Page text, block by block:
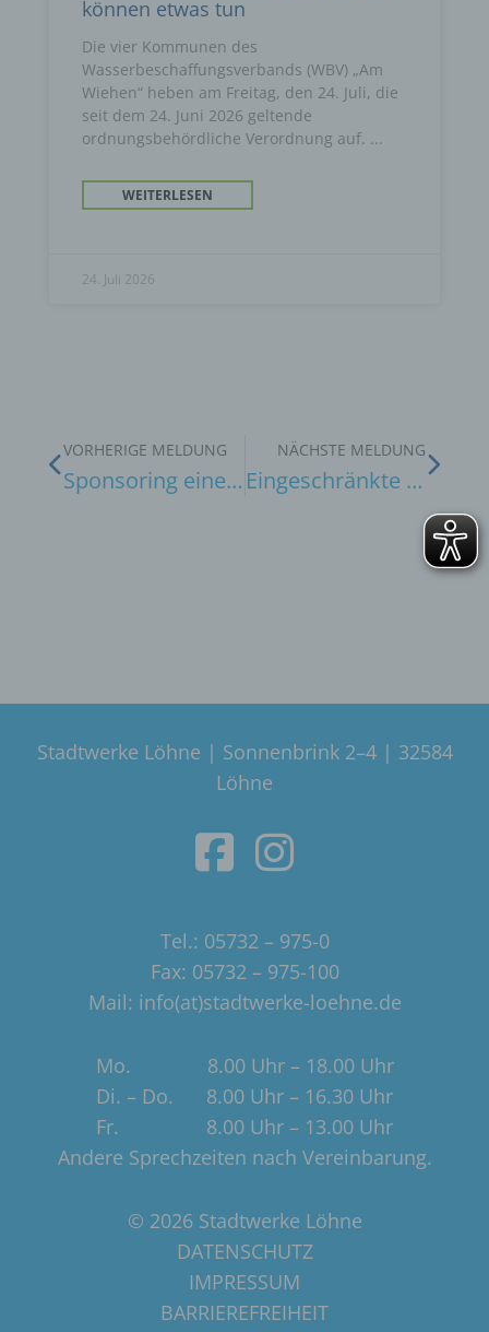
können etwas tun
Die vier Kommunen des
Wasserbeschaffungsverbands (WBV) „Am
Wiehen“ heben am Freitag, den 24. Juli, die
seit dem 24. Juni 2026 geltende
ordnungsbehördliche Verordnung auf.
WEITERLESEN
24. Juli 2026
VORHERIGE MELDUNG
Sponsoring einer Solarbank für den Findeisenplatz
NÄCHSTE MELDUNG
Eingeschränkte Erreichbarkeit am 10.04.2025
Stadtwerke Löhne | Sonnenbrink 2–4 | 32584
Löhne
Tel.: 05732 – 975-0
Fax: 05732 – 975-100
Mail: info(at)stadtwerke-loehne.de
Mo. 8.00 Uhr – 18.00 Uhr
Di. – Do. 8.00 Uhr – 16.30 Uhr
Fr. 8.00 Uhr – 13.00 Uhr
Andere Sprechzeiten nach Vereinbarung.
© 2026 Stadtwerke Löhne
DATENSCHUTZ
IMPRESSUM
BARRIEREFREIHEIT